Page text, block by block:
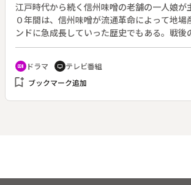
江戸時代から続く信州味噌の老舗の一人娘が
０年間は、信州味噌が流通革命によって地場
ンドに急成長していった歴史でもある。戦後
底まで落ちこみ、そこからはいあがっていっ
に、ヒロインが迷いながら成長していく姿を
春。ＮＨＫ連続テレビ小説第５０作。（１９
～１９９４年４月２日放送、全１５１回）◆
recent_actors ドラマ tv テレビ番組
bookmark_add ブックマーク追加